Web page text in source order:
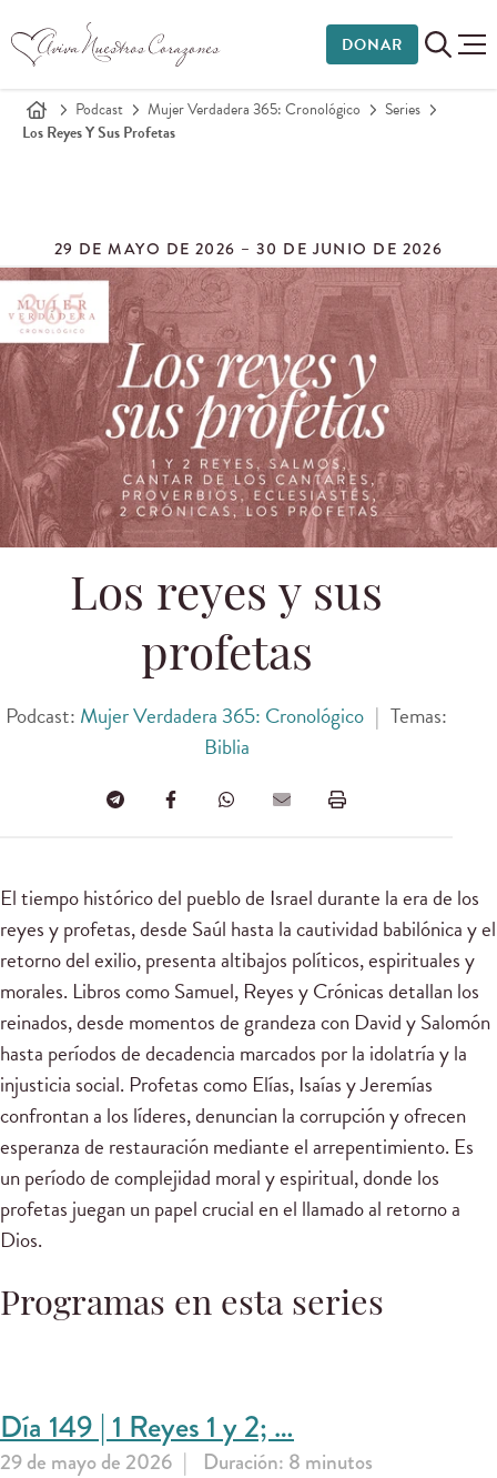
DONAR
Podcast Mujer Verdadera 365: Cronológico
Series
Los Reyes Y Sus Profetas
29 DE MAYO DE 2026 – 30 DE JUNIO DE 2026
Los reyes y sus
profetas
Podcast: Mujer Verdadera 365: Cronológico | Temas:
Biblia
El tiempo histórico del pueblo de Israel durante la era de los
reyes y profetas, desde Saúl hasta la cautividad babilónica y el
retorno del exilio, presenta altibajos políticos, espirituales y
morales. Libros como Samuel, Reyes y Crónicas detallan los
reinados, desde momentos de grandeza con David y Salomón
hasta períodos de decadencia marcados por la idolatría y la
injusticia social. Profetas como Elías, Isaías y Jeremías
confrontan a los líderes, denuncian la corrupción y ofrecen
esperanza de restauración mediante el arrepentimiento. Es
un período de complejidad moral y espiritual, donde los
profetas juegan un papel crucial en el llamado al retorno a
Dios.
Programas en esta series
Día 149 | 1 Reyes 1 y 2; …
29 de mayo de 2026 Duración: 8 minutos